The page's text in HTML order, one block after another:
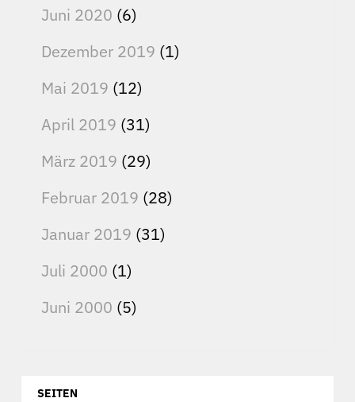
Juni 2020 (6)
Dezember 2019 (1)
Mai 2019 (12)
April 2019 (31)
März 2019 (29)
Februar 2019 (28)
Januar 2019 (31)
Juli 2000 (1)
Juni 2000 (5)
SEITEN